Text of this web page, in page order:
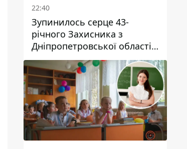
22:40
Зупинилось серце 43-
річного Захисника з
Дніпропетровської області
Євгена Зінченка